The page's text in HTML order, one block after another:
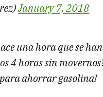
January 7, 2018
una hora que se
4 horas sin
ahorrar gasolina!